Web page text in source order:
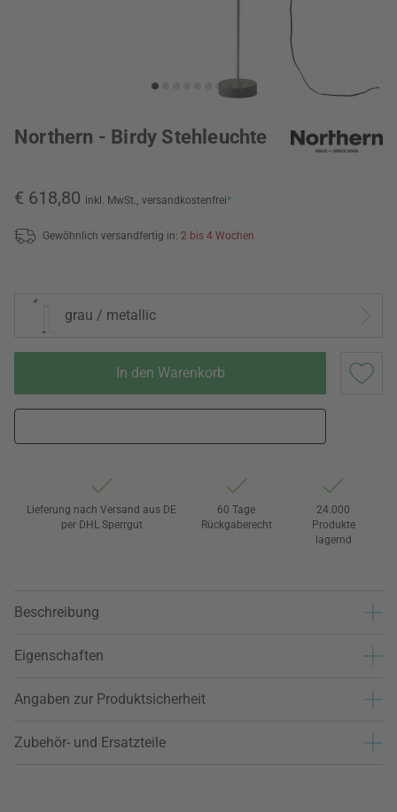
Northern - Birdy Stehleuchte
€ 618,80 inkl. MwSt., versandkostenfrei*
Gewöhnlich versandfertig in: 2 bis 4 Wochen
grau / metallic
In den Warenkorb
Lieferung nach Versand aus DE
per DHL Sperrgut
60 Tage
Rückgaberecht
24.000
Produkte
lagernd
Beschreibung
Eigenschaften
Angaben zur Produktsicherheit
Zubehör- und Ersatzteile